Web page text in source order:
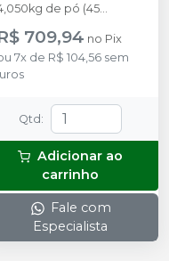
de pó (45
envelopes de 90g) +
HE 1L
709,94 no Pix
7x de R$ 104,56 sem
Qtd :
Adicionar ao
carrinho
Fale com
Especialista